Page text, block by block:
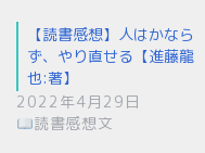
【読書感想】人はかなら
ず、やり直せる【進藤龍
也:著】
2022年4月29日
読書感想文